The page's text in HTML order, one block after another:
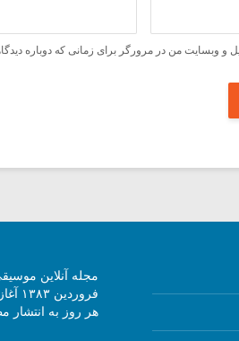
و وبسایت من در مرورگر برای زمانی که دوباره
هر روز به انتشار